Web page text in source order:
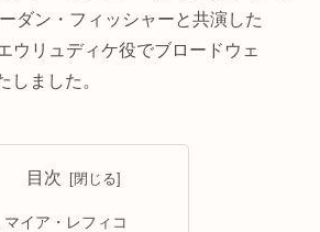
ダン・フィッシャーと共演した
ウリュディケ役でブロードウェ
しました。
目次
マイア・レフィコ